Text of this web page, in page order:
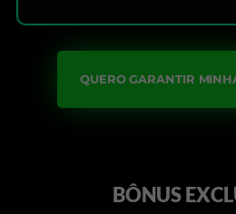
QUERO GARANTIR
BÔNUS